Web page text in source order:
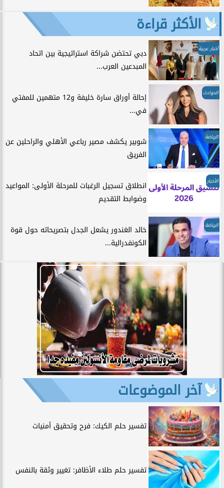
الأكثر قراءة
أخبار عربية
دبي تحتضن شراكة استراتيجية بين اتحاد
المبدعين العرب...
الحوادث
إحالة أوراق سارة خليفة و12 متهمين للمفتي
في...
الرياضة
شوبير يكشف مصير رباعي الأهلي والراحلين عن
الفريق
الأخبار
انطلاق تسجيل الرغبات للمرحلة الأولى: المواعيد
وضوابط التقديم
الرياضة
خالد الغندور يشعل الجدل بتصريحاته حول قوة
الكونفدرالية...
آخر الموضوعات
تفسير حلم الكيك: فرح وتحقيق أمنيات
تفسير حلم طلاء الأظافر: تغيير وثقة بالنفس